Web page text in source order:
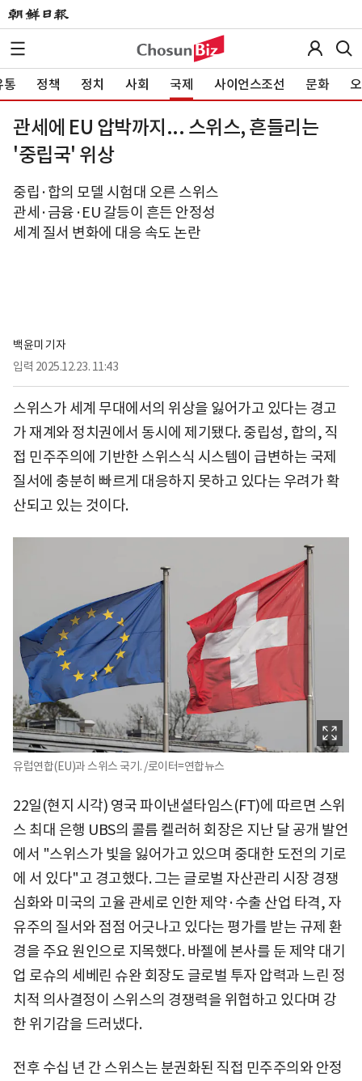
통 정책 정치 사회 국제 사이언스조선 문화
관세에 EU 압박까지... 스위스, 흔들리는
'중립국' 위상
중립·합의 모델 시험대 오른 스위스
관세·금융·EU 갈등이 흔든 안정성
세계 질서 변화에 대응 속도 논란
백윤미 기자
입력 2025.12.23. 11:43
스위스가 세계 무대에서의 위상을 잃어가고 있다는 경고
가 재계와 정치권에서 동시에 제기됐다. 중립성, 합의, 직
접 민주주의에 기반한 스위스식 시스템이 급변하는 국제
질서에 충분히 빠르게 대응하지 못하고 있다는 우려가 확
산되고 있는 것이다.
유럽연합(EU)과 스위스 국기. /로이터=연합뉴스
22일(현지 시각) 영국 파이낸셜타임스(FT)에 따르면 스위
스 최대 은행 UBS의 콜름 켈러허 회장은 지난 달 공개 발언
에서 "스위스가 빛을 잃어가고 있으며 중대한 도전의 기로
에 서 있다"고 경고했다. 그는 글로벌 자산관리 시장 경쟁
심화와 미국의 고율 관세로 인한 제약·수출 산업 타격, 자
유주의 질서와 점점 어긋나고 있다는 평가를 받는 규제 환
경을 주요 원인으로 지목했다. 바젤에 본사를 둔 제약 대기
업 로슈의 세베린 슈완 회장도 글로벌 투자 압력과 느린 정
치적 의사결정이 스위스의 경쟁력을 위협하고 있다며 강
한 위기감을 드러냈다.
전후 수십 년 간 스위스는 분권화된 직접 민주주의와 안정